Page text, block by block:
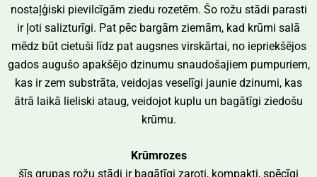
nostaļģiski pievilcīgām ziedu rozetēm. Šo rožu stādi parasti
ir ļoti salizturīgi. Pat pēc bargām ziemām, kad krūmi salā
mēdz būt cietuši līdz pat augsnes virskārtai, no iepriekšējos
gados augušo apakšējo dzinumu snaudošajiem pumpuriem,
kas ir zem substrāta, veidojas veselīgi jaunie dzinumi, kas
ātrā laikā lieliski ataug, veidojot kuplu un bagātīgi ziedošu
krūmu.
Krūmrozes
šīs grupas rožu stādi ir bagātīgi zaroti, kompakti, spēcīgi